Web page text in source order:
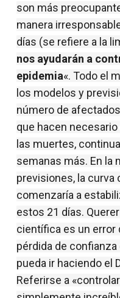
son más
manera
nos ayudarán a
epidemia«. Todo el
los modelos y
número de
que hacen
las muertes,
semanas más. En la
previsiones, la
comenzaría a
estos 21 días.
científica es un error
pérdida de
pueda ir haciendo el
Referirse a